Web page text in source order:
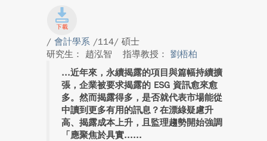
/ 會計學系 /114/ 碩士
研究生： 趙泓智
指導教授： 劉梧柏
近年來，永續揭露的項目與篇幅持續擴
張，企業被要求揭露的 ESG 資訊愈來愈
多。然而揭露得多，是否就代表市場能從
中讀到更多有用的訊息？在漂綠疑慮升
高、揭露成本上升，且監理趨勢開始強調
「應聚焦於具實...